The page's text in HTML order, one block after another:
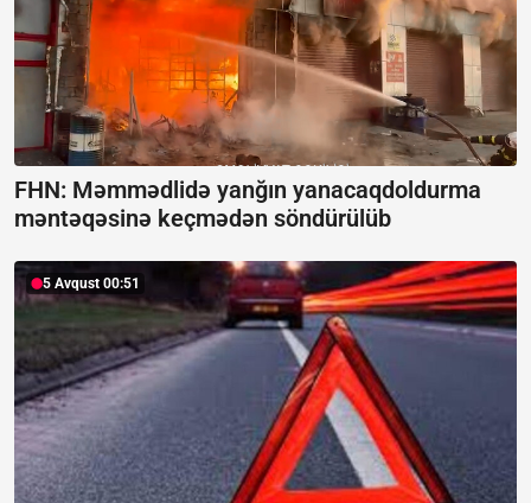
FHN: Məmmədlidə yanğın yanacaqdoldurma
məntəqəsinə keçmədən söndürülüb
5 Avqust 00:51